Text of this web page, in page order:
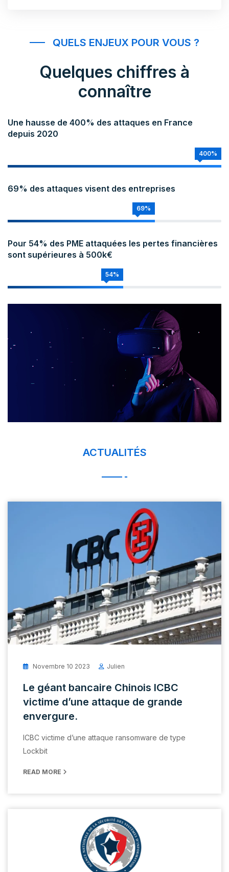
QUELS ENJEUX POUR VOUS ?
Quelques chiffres à
connaître
Une hausse de 400% des attaques en France
depuis 2020
400%
69% des attaques visent des entreprises
69%
Pour 54% des PME attaquées les pertes financières
sont supérieures à 500k€
54%
ACTUALITÉS
Novembre 10 2023 Julien
Le géant bancaire Chinois ICBC
victime d’une attaque de grande
envergure.
ICBC victime d’une attaque ransomware de type
Lockbit
READ MORE